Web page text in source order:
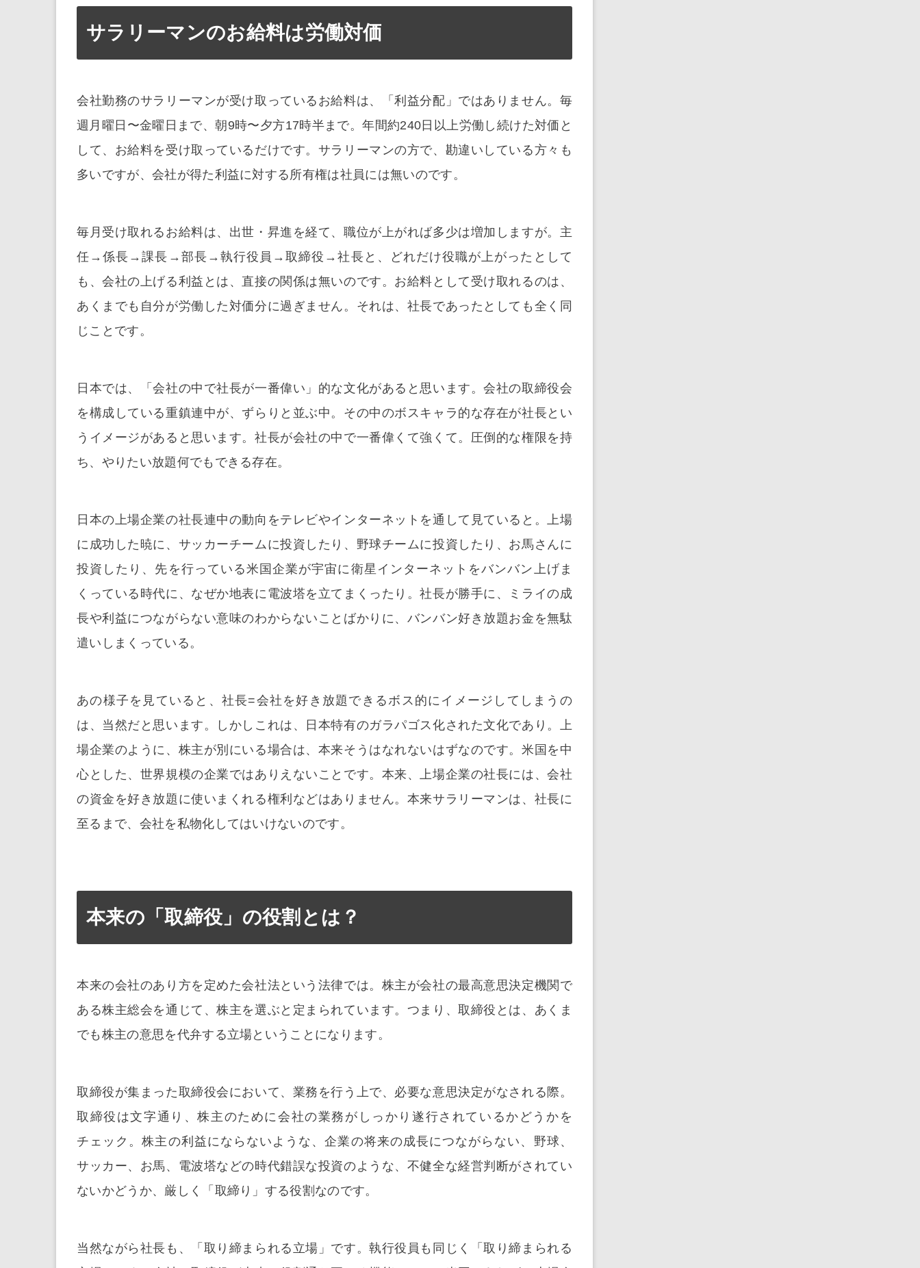
サラリーマンのお給料は労働対価
会社勤務のサラリーマンが受け取っているお給料は、「利益分配」ではありません。毎
週月曜日〜金曜日まで、朝9時〜夕方17時半まで。年間約240日以上労働し続けた対価と
して、お給料を受け取っているだけです。サラリーマンの方で、勘違いしている方々も
多いですが、会社が得た利益に対する所有権は社員には無いのです。
毎月受け取れるお給料は、出世・昇進を経て、職位が上がれば多少は増加しますが。主
任→係長→課長→部長→執行役員→取締役→社長と、どれだけ役職が上がったとして
も、会社の上げる利益とは、直接の関係は無いのです。お給料として受け取れるのは、
あくまでも自分が労働した対価分に過ぎません。それは、社長であったとしても全く同
じことです。
日本では、「会社の中で社長が一番偉い」的な文化があると思います。会社の取締役会
を構成している重鎮連中が、ずらりと並ぶ中。その中のボスキャラ的な存在が社長とい
うイメージがあると思います。社長が会社の中で一番偉くて強くて。圧倒的な権限を持
ち、やりたい放題何でもできる存在。
日本の上場企業の社長連中の動向をテレビやインターネットを通して見ていると。上場
に成功した暁に、サッカーチームに投資したり、野球チームに投資したり、お馬さんに
投資したり、先を行っている米国企業が宇宙に衛星インターネットをバンバン上げま
くっている時代に、なぜか地表に電波塔を立てまくったり。社長が勝手に、ミライの成
長や利益につながらない意味のわからないことばかりに、バンバン好き放題お金を無駄
遣いしまくっている。
あの様子を見ていると、社長=会社を好き放題できるボス的にイメージしてしまうの
は、当然だと思います。しかしこれは、日本特有のガラパゴス化された文化であり。上
場企業のように、株主が別にいる場合は、本来そうはなれないはずなのです。米国を中
心とした、世界規模の企業ではありえないことです。本来、上場企業の社長には、会社
の資金を好き放題に使いまくれる権利などはありません。本来サラリーマンは、社長に
至るまで、会社を私物化してはいけないのです。
本来の「取締役」の役割とは？
本来の会社のあり方を定めた会社法という法律では。株主が会社の最高意思決定機関で
ある株主総会を通じて、株主を選ぶと定まられています。つまり、取締役とは、あくま
でも株主の意思を代弁する立場ということになります。
取締役が集まった取締役会において、業務を行う上で、必要な意思決定がなされる際。
取締役は文字通り、株主のために会社の業務がしっかり遂行されているかどうかを
チェック。株主の利益にならないような、企業の将来の成長につながらない、野球、
サッカー、お馬、電波塔などの時代錯誤な投資のような、不健全な経営判断がされてい
ないかどうか、厳しく「取締り」する役割なのです。
当然ながら社長も、「取り締まられる立場」です。執行役員も同じく「取り締まられる